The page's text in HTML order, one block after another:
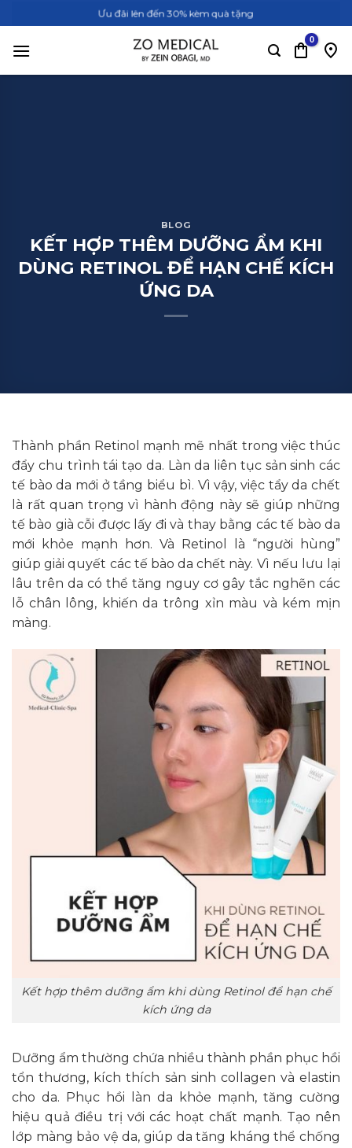
qua
nội
Ưu đãi lên đến 30% kèm quà tặng
BLOG
KẾT HỢP THÊM DƯỠNG ẨM KHI
DÙNG RETINOL ĐỂ HẠN CHẾ KÍCH
ỨNG DA
Thành phần Retinol mạnh mẽ nhất trong việc thúc
đẩy chu trình tái tạo da. Làn da liên tục sản sinh các
tế bào da mới ở tầng biểu bì. Vì vậy, việc tẩy da chết
là rất quan trọng vì hành động này sẽ giúp những
tế bào già cỗi được lấy đi và thay bằng các tế bào da
mới khỏe mạnh hơn. Và Retinol là “người hùng”
giúp giải quyết các tế bào da chết này. Vì nếu lưu lại
lâu trên da có thể tăng nguy cơ gây tắc nghẽn các
lỗ chân lông, khiến da trông xỉn màu và kém mịn
màng.
Kết hợp thêm dưỡng ẩm khi dùng Retinol để hạn chế
kích ứng da
Dưỡng ẩm thường chứa nhiều thành phần phục hồi
tổn thương, kích thích sản sinh collagen và elastin
cho da. Phục hồi làn da khỏe mạnh, tăng cường
hiệu quả điều trị với các hoạt chất mạnh. Tạo nên
lớp màng bảo vệ da, giúp da tăng kháng thể chống